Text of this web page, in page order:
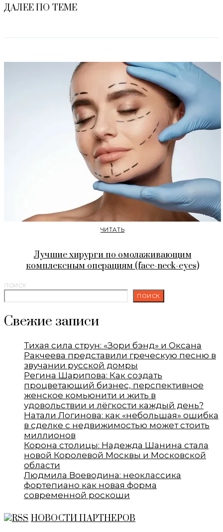
ДАЛЕЕ ПО ТЕМЕ
ЧИТАТЬ
Лучшие хирурги по омолаживающим
комплексным операциям (face-neck-eyes)
ПОИСК
ПОИСК
Свежие записи
Тихая сила струн: «Зори бэнд» и Оксана
Ракчеева представили греческую песню в
звучании русской домры
Регина Шарипова: Как создать
процветающий бизнес, перспективное
женское комьюнити и жить в
удовольствии и лёгкости каждый день?
Натали Логинова: как «небольшая» ошибка
в сделке с недвижимостью может стоить
миллионов
Корона столицы: Надежда Шанина стала
новой Королевой Москвы и Московской
области
Людмила Воеводина: неоклассика
фортепиано как новая форма
современной роскоши
НОВОСТИ ПАРТНЕРОВ